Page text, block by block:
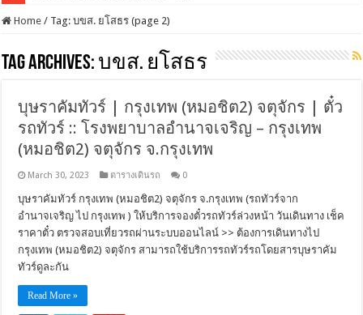
Home / Tag:บขส. ยโสธร (page 2)
Tag Archives: บขส. ยโสธร
บุษราคัมทัวร์ | กรุงเทพ (หมอชิต2) จตุจักร | ตั๋ว
รถทัวร์ :: โรงพยาบาลอำนาจเจริญ – กรุงเทพ
(หมอชิต2) จตุจักร จ.กรุงเทพ
March 30, 2023 ตารางเดินรถ 0
บุษราคัมทัวร์ กรุงเทพ (หมอชิต2) จตุจักร จ.กรุงเทพ (รถทัวร์จาก
อำนาจเจริญ ไป กรุงเทพ ) ให้บริการจองตั๋วรถทัวร์ล่วงหน้า วันเดินทาง เช็ค
ราคาตั๋ว ตรวจสอบเที่ยวรถผ่านระบบออนไลน์ >> ต้องการเดินทางไป
กรุงเทพ (หมอชิต2) จตุจักร สามารถใช้บริการรถทัวร์รถโดยสารบุษราคัม
ทัวร์ดูละกัน
Read More »